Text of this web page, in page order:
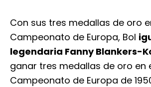
Con sus tres medallas de oro
Campeonato de Europa, Bol
legendaria Fanny Blankers-
ganar tres medallas de oro en
Campeonato de Europa de